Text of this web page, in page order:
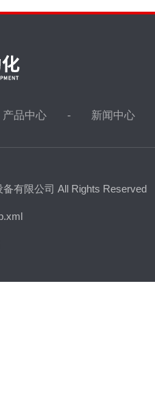
产品中心 新闻中心
有限公司 All Rights Reserved